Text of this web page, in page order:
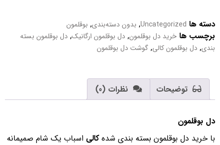
دسته ها Uncategorized
, بدون دسته‌بندی, بوقلمون
برچسب ها خرید دل بوقلمون, دل بوقلمون ارگانیک, دل بوقلمون بسته
بندی, دل بوقلمون کالی, گوشت دل بوقلمون
توضیحات نظرات (0)
دل بوقلمون
با خرید دل بوقلمون بسته بندی شده کالی اسباب یک شام صمیمانه